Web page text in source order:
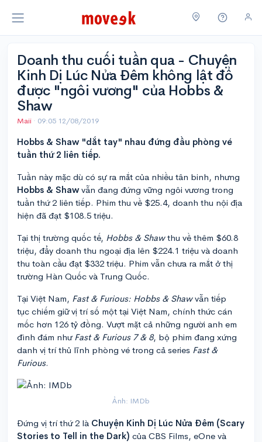
Doanh thu cuối tuần qua - Chuyện
Kinh Dị Lúc Nửa Đêm không lật đổ
được "ngôi vương" của Hobbs &
Shaw
Maii · 09:05 12/08/2019
Hobbs & Shaw "dắt tay" nhau đứng đầu phòng vé
tuần thứ 2 liên tiếp.
Tuần này mặc dù có sự ra mắt của nhiều tân binh, nhưng
Hobbs & Shawvẫn đang đứng vững ngôi vương trong
tuần thứ 2 liên tiếp. Phim thu về $25.4, doanh thu nội địa
hiện đã đạt $108.5 triệu.
Tại thị trường quốc tế, Hobbs & Shawthu về thêm $60.8
triệu, đẩy doanh thu ngoại địa lên $224.1 triệu và doanh
thu toàn cầu đạt $332 triệu. Phim vẫn chưa ra mắt ở thị
trường Hàn Quốc và Trung Quốc.
Tại Việt Nam, Fast & Furious: Hobbs & Shawvẫn tiếp
tục chiếm giữ vị trí số một tại Việt Nam, chính thức cán
mốc hơn 126 tỷ đồng. Vượt mặt cả những người anh em
đình đám như Fast & Furious 7 & 8, bộ phim đang xứng
danh vị trí thủ lĩnh phòng vé trong cả series Fast &
Furious.
Ảnh: IMDb
Đứng vị trí thứ 2 là Chuyện Kinh Dị Lúc Nửa Đêm (Scary
Stories to Tell in the Dark) của CBS Films, eOne và